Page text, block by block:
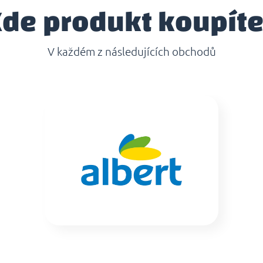
produkt
V každém z následujících obchodů